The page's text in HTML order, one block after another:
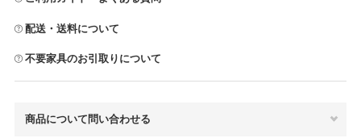
配送・送料について
不要家具のお引取りについて
商品について問い合わせる